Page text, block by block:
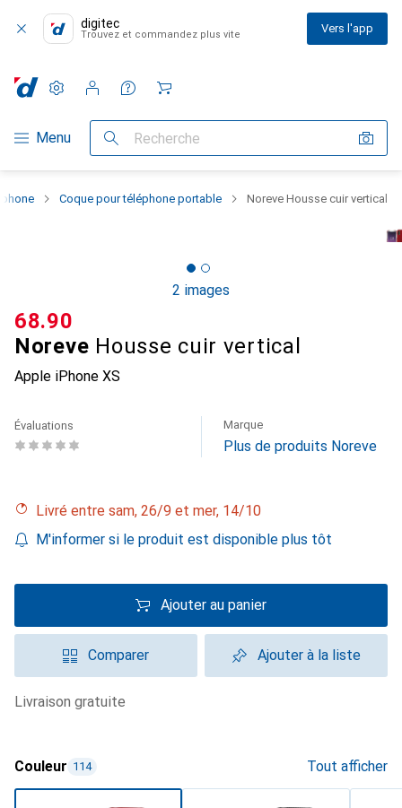
digitec
Trouvez et commandez plus vite Vers l'app
Navigation par catégorie
Menu Recherche
Paramètres
Compte client
Listes de comparaison
Listes d'envies
Panier
Coque pour téléphone portable Noreve Housse cuir vertical
2 images
Noreve Housse cuir vertical
Apple iPhone XS
CHF
68.90
Évaluations Marque
Plus de produits Noreve
Livré entre sam, 26/9 et mer, 14/10
M'informer si le produit est disponible plus tôt
Ajouter au panier
Comparer Ajouter à la liste
livraison gratuite
Couleur 114 Tout afficher